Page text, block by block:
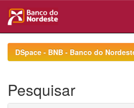
navigationDSpace - BNB - Banco do
Pesquisar